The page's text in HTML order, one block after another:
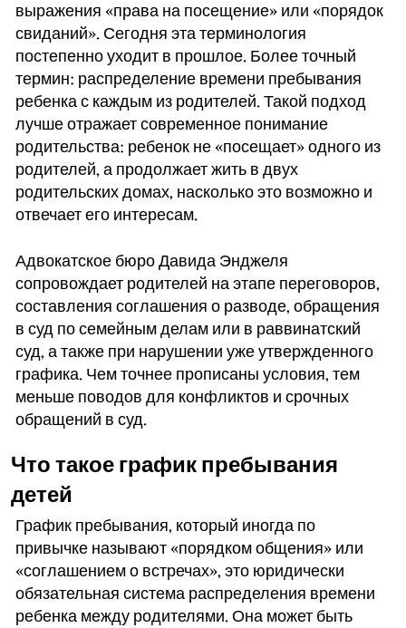
выражения «права на посещение» или «порядок
свиданий». Сегодня эта терминология
постепенно уходит в прошлое. Более точный
термин: распределение времени пребывания
ребенка с каждым из родителей. Такой подход
лучше отражает современное понимание
родительства: ребенок не «посещает» одного из
родителей, а продолжает жить в двух
родительских домах, насколько это возможно и
отвечает его интересам.
Адвокатское бюро Давида Энджеля
сопровождает родителей на этапе переговоров,
составления соглашения о разводе, обращения
в суд по семейным делам или в раввинатский
суд, а также при нарушении уже утвержденного
графика. Чем точнее прописаны условия, тем
меньше поводов для конфликтов и срочных
обращений в суд.
Что такое график пребывания
детей
График пребывания, который иногда по
привычке называют «порядком общения» или
«соглашением о встречах», это юридически
обязательная система распределения времени
ребенка между родителями. Она может быть